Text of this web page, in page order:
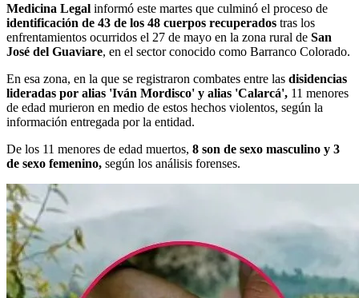
Medicina Legal informó este martes que culminó el proceso de
identificación de 43 de los 48 cuerpos recuperados tras los
enfrentamientos ocurridos el 27 de mayo en la zona rural de San
José del Guaviare, en el sector conocido como Barranco Colorado.
En esa zona, en la que se registraron combates entre las disidencias
lideradas por alias 'Iván Mordisco' y alias 'Calarcá', 11 menores
de edad murieron en medio de estos hechos violentos, según la
información entregada por la entidad.
De los 11 menores de edad muertos, 8 son de sexo masculino y 3
de sexo femenino, según los análisis forenses.